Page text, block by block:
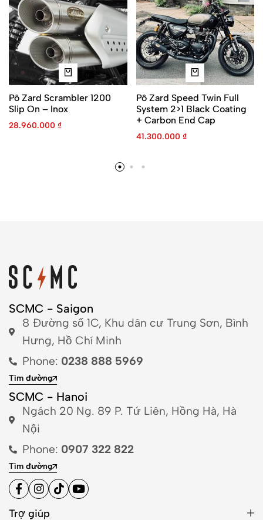
Pô Zard Scrambler 1200
Slip On – Inox
28.960.000 ₫
Pô Zard Speed Twin Full
System 2>1 Black Coating
+ Carbon End Cap
41.300.000 ₫
SCMC - Saigon
8 Đường số 1C, Khu dân cư Trung Sơn, Bình
Hưng, Hồ Chí Minh
Phone: 0238 888 5969
Tìm đường
SCMC - Hanoi
Ngách 20 Ng. 89 P. Tứ Liên, Hồng Hà, Hà
Nội
Phone: 0907 322 822
Tìm đường
Trợ giúp